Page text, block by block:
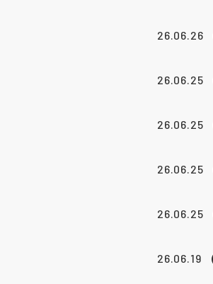
26.06.26
26.06.25
26.06.25
26.06.25
26.06.25
26.06.19